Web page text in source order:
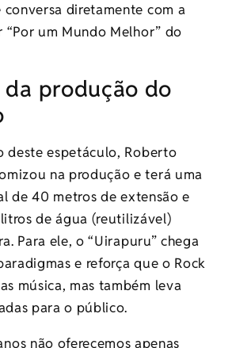
conversa diretamente com a
um Mundo Melhor” do
da produção do
deste espetáculo, Roberto
na produção e terá uma
de 40 metros de extensão e
de água (reutilizável)
Para ele, o “Uirapuru” chega
e reforça que o Rock
música, mas também leva
para o público.
não oferecemos apenas